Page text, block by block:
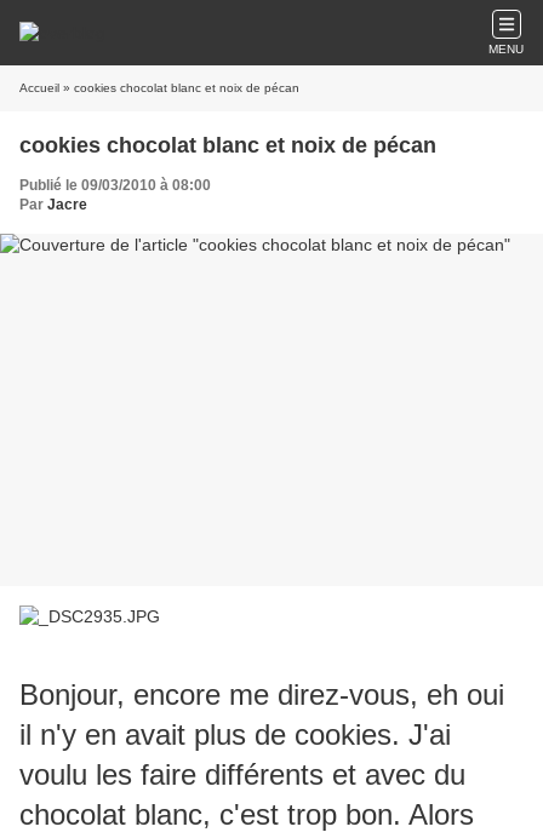
MENU
Accueil » cookies chocolat blanc et noix de pécan
cookies chocolat blanc et noix de pécan
Publié le 09/03/2010 à 08:00
Par Jacre
Bonjour, encore me direz-vous, eh oui
il n'y en avait plus de cookies. J'ai
voulu les faire différents et avec du
chocolat blanc, c'est trop bon. Alors